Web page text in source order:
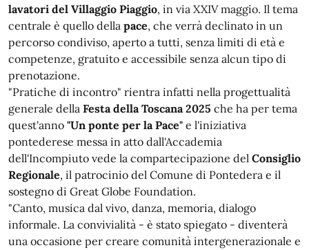
lavatori del Villaggio Piaggio, in via XXIV maggio. Il tema
centrale è quello della pace, che verrà declinato in un
percorso condiviso, aperto a tutti, senza limiti di età e
competenze, gratuito e accessibile senza alcun tipo di
prenotazione.
"Pratiche di incontro" rientra infatti nella progettualità
generale della Festa della Toscana 2025 che ha per tema
quest'anno "Un ponte per la Pace" e l'iniziativa
pontederese messa in atto dall'Accademia
dell'Incompiuto vede la compartecipazione del Consiglio
Regionale, il patrocinio del Comune di Pontedera e il
sostegno di Great Globe Foundation.
"Canto, musica dal vivo, danza, memoria, dialogo
informale. La convivialità - è stato spiegato - diventerà
una occasione per creare comunità intergenerazionale e